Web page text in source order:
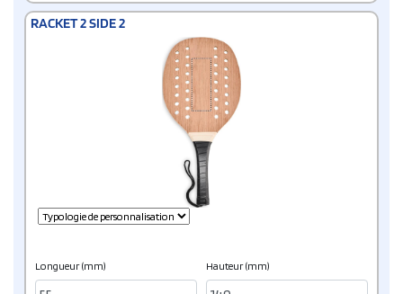
RACKET 2 SIDE 2
Longueur (mm) Hauteur (mm)